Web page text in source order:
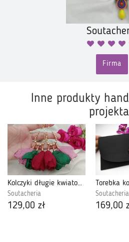
Firma
Inne produkty
Kolczyki długie kwiatowe bordo szmaragdowe
Soutacheria
129,00 zł
Soutacheria
169,00